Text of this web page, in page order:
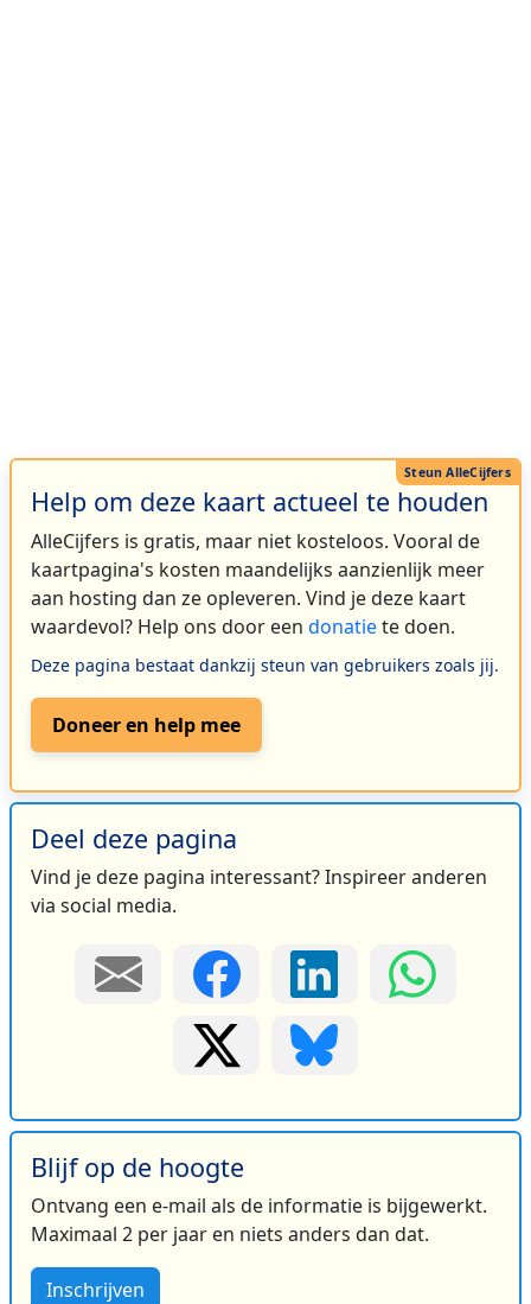
Help om deze kaart actueel te houden
AlleCijfers is gratis, maar niet kosteloos. Vooral de
kaartpagina's kosten maandelijks aanzienlijk meer
aan hosting dan ze opleveren. Vind je deze kaart
waardevol? Help ons door een donatiete doen.
Deze pagina bestaat dankzij steun van gebruikers zoals jij.
Doneer en help mee
Deel deze pagina
Vind je deze pagina interessant? Inspireer anderen
via social media.
Blijf op de hoogte
Ontvang een e-mail als de informatie is bijgewerkt.
Maximaal 2 per jaar en niets anders dan dat.
Inschrijven